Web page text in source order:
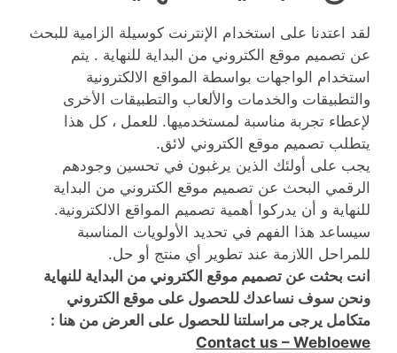
لقد اعتدنا على استخدام الإنترنت كوسيلة الزامية للبحث
عن تصميم موقع الكتروني من البداية للنهاية . يتم
استخدام الواجهات بواسطة المواقع الالكترونية
والتطبيقات والخدمات والألعاب والتطبيقات الأخرى
لإعطاء تجربة مناسبة لمستخدميها. للعمل ، كل هذا
يتطلب تصميم موقع الكتروني لائق.
يجب على أولئك الذين يرغبون في تحسين وجودهم
الرقمي البحث عن تصميم موقع الكتروني من البداية
للنهاية و أن يدركوا أهمية تصميم المواقع الالكترونية.
سيساعد هذا الفهم في تحديد الأولويات المناسبة
للمراحل اللازمة عند تطوير أي منتج أو حل.
انت بحثت عن تصميم موقع الكتروني من البداية للنهاية
ونحن سوف نساعدك للحصول على موقع الكتروني
متكامل يرجى مراسلتنا للحصول على العرض من هنا :
Contact us – Webloewe